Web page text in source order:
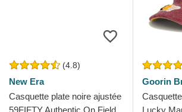
(4.8)
New Era
Casquette plate noire ajustée
59FIFTY Authentic On Field
Goorin
Lucky